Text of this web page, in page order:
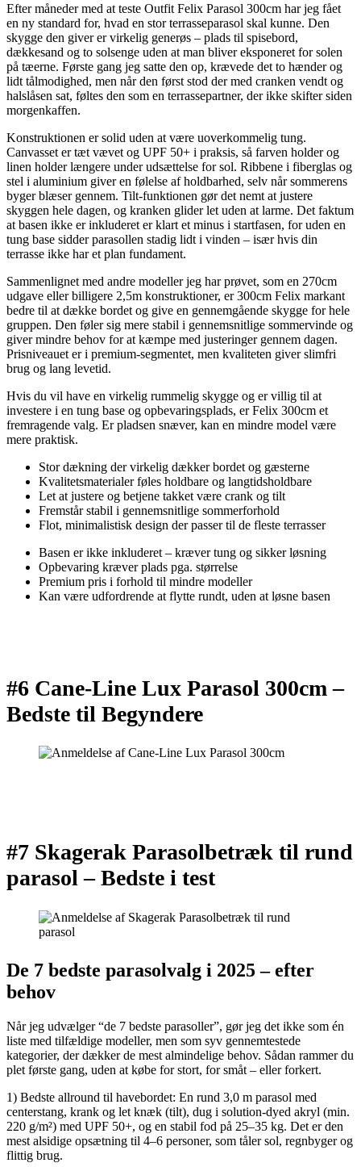
Efter måneder med at teste Outfit Felix Parasol 300cm har jeg fået
en ny standard for, hvad en stor terrasseparasol skal kunne. Den
skygge den giver er virkelig generøs – plads til spisebord,
dækkesand og to solsenge uden at man bliver eksponeret for solen
på tæerne. Første gang jeg satte den op, krævede det to hænder og
lidt tålmodighed, men når den først stod der med cranken vendt og
halslåsen sat, føltes den som en terrassepartner, der ikke skifter siden
morgenkaffen.
Konstruktionen er solid uden at være uoverkommelig tung.
Canvasset er tæt vævet og UPF 50+ i praksis, så farven holder og
linen holder længere under udsættelse for sol. Ribbene i fiberglas og
stel i aluminium giver en følelse af holdbarhed, selv når sommerens
byger blæser gennem. Tilt-funktionen gør det nemt at justere
skyggen hele dagen, og kranken glider let uden at larme. Det faktum
at basen ikke er inkluderet er klart et minus i startfasen, for uden en
tung base sidder parasollen stadig lidt i vinden – især hvis din
terrasse ikke har et plan fundament.
Sammenlignet med andre modeller jeg har prøvet, som en 270cm
udgave eller billigere 2,5m konstruktioner, er 300cm Felix markant
bedre til at dække bordet og give en gennemgående skygge for hele
gruppen. Den føler sig mere stabil i gennemsnitlige sommervinde og
giver mindre behov for at kæmpe med justeringer gennem dagen.
Prisniveauet er i premium-segmentet, men kvaliteten giver slimfri
brug og lang levetid.
Hvis du vil have en virkelig rummelig skygge og er villig til at
investere i en tung base og opbevaringsplads, er Felix 300cm et
fremragende valg. Er pladsen snæver, kan en mindre model være
mere praktisk.
Stor dækning der virkelig dækker bordet og gæsterne
Kvalitetsmaterialer føles holdbare og langtidsholdbare
Let at justere og betjene takket være crank og tilt
Fremstår stabil i gennemsnitlige sommerforhold
Flot, minimalistisk design der passer til de fleste terrasser
Basen er ikke inkluderet – kræver tung og sikker løsning
Opbevaring kræver plads pga. størrelse
Premium pris i forhold til mindre modeller
Kan være udfordrende at flytte rundt, uden at løsne basen
#6 Cane-Line Lux Parasol 300cm –
Bedste til Begyndere
#7 Skagerak Parasolbetræk til rund
parasol –Bedste i test
De 7 bedste parasolvalg i 2025 – efter
behov
Når jeg udvælger “de 7 bedste parasoller”, gør jeg det ikke som én
liste med tilfældige modeller, men som syv gennemtestede
kategorier, der dækker de mest almindelige behov. Sådan rammer du
plet første gang, uden at købe for stort, for småt – eller forkert.
1) Bedste allround til havebordet: En rund 3,0 m parasol med
centerstang, krank og let knæk (tilt), dug i solution-dyed akryl (min.
220 g/m²) med UPF 50+, og en stabil fod på 25–35 kg. Det er den
mest alsidige opsætning til 4–6 personer, som tåler sol, regnbyger og
flittig brug.